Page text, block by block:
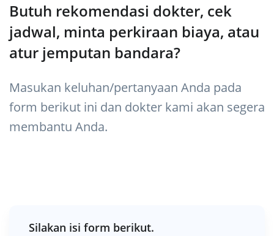
Butuh rekomendasi dokter, cek
jadwal, minta perkiraan biaya, atau
atur jemputan bandara?
Masukan keluhan/pertanyaan Anda pada
form berikut ini dan dokter kami akan segera
membantu Anda.
Silakan isi form berikut.